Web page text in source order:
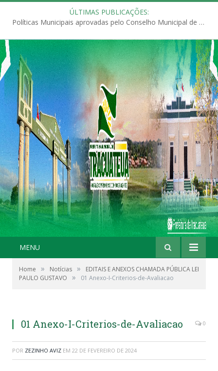
ÚLTIMAS PUBLICAÇÕES:
Políticas Municipais aprovadas pelo Conselho Municipal de Educação (CME)
MENU
Home » Notícias »
EDITAIS E ANEXOS CHAMADA PÚBLICA LEI
PAULO GUSTAVO
» 01 Anexo-I-Criterios-de-Avaliacao
01 Anexo-I-Criterios-de-Avaliacao 0
POR ZEZINHO AVIZ EM 22 DE FEVEREIRO DE 2024